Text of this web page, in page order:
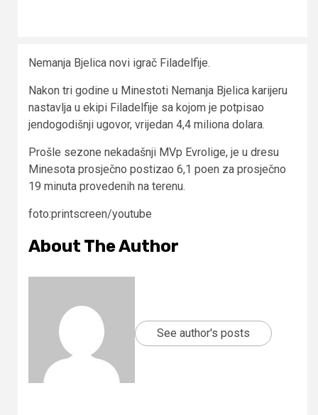
Nemanja Bjelica novi igrač Filadelfije.
Nakon tri godine u Minestoti Nemanja Bjelica karijeru
nastavlja u ekipi Filadelfije sa kojom je potpisao
jendogodišnji ugovor, vrijedan 4,4 miliona dolara.
Prošle sezone nekadašnji MVp Evrolige, je u dresu
Minesota prosječno postizao 6,1 poen za prosječno
19 minuta provedenih na terenu.
foto:printscreen/youtube
About The Author
See author's posts